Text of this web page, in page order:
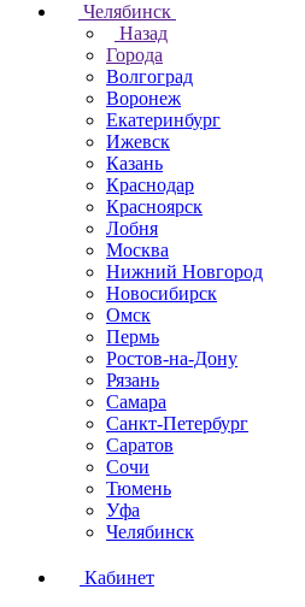
Челябинск
Назад
Города
Волгоград
Воронеж
Екатеринбург
Ижевск
Казань
Краснодар
Красноярск
Лобня
Москва
Нижний Новгород
Новосибирск
Омск
Пермь
Ростов-на-Дону
Рязань
Самара
Санкт-Петербург
Саратов
Сочи
Тюмень
Уфа
Челябинск
Кабинет